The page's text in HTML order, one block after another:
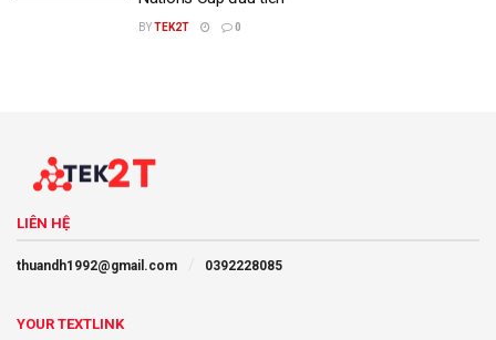
BYTEK2T 0
LIÊN HỆ
thuandh1992@gmail.com 0392228085
YOUR TEXTLINK